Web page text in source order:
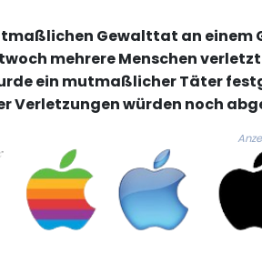
Gewalttat an einem
mehrere Menschen
ein mutmaßlicher Täter
Verletzungen würden noch